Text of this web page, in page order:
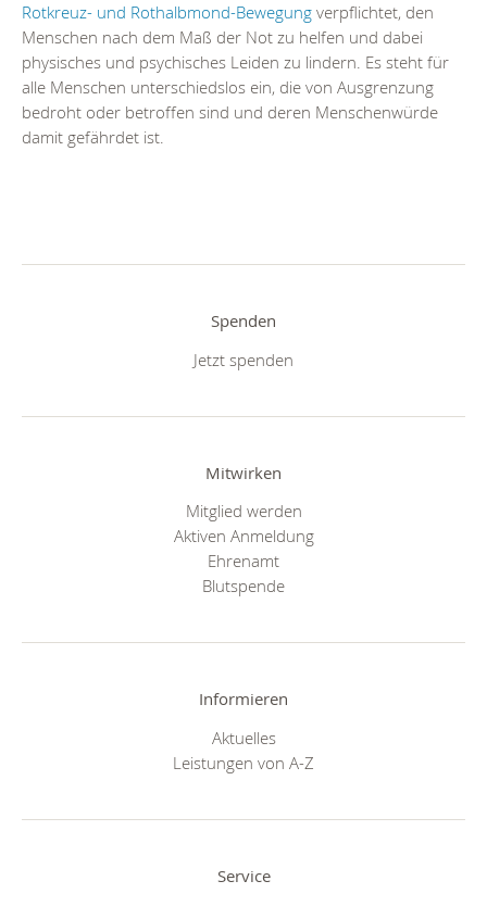
Rotkreuz- und Rothalbmond-Bewegung verpflichtet, den
Menschen nach dem Maß der Not zu helfen und dabei
physisches und psychisches Leiden zu lindern. Es steht für
alle Menschen unterschiedslos ein, die von Ausgrenzung
bedroht oder betroffen sind und deren Menschenwürde
damit gefährdet ist.
Spenden
Jetzt spenden
Mitwirken
Mitglied werden
Aktiven Anmeldung
Ehrenamt
Blutspende
Informieren
Aktuelles
Leistungen von A-Z
Service